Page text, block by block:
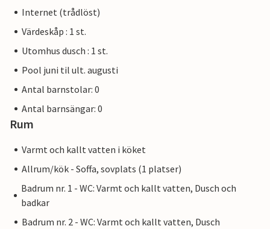
Internet (trådlöst)
Värdeskåp : 1 st.
Utomhus dusch : 1 st.
Pool juni til ult. augusti
Antal barnstolar: 0
Antal barnsängar: 0
Rum
Varmt och kallt vatten i köket
Allrum/kök - Soffa, sovplats (1 platser)
Badrum nr. 1 - WC: Varmt och kallt vatten, Dusch och
badkar
Badrum nr. 2 - WC: Varmt och kallt vatten, Dusch